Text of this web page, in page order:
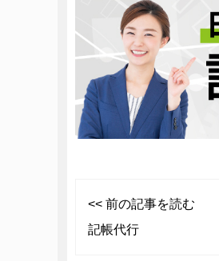
<< 前の記事を読む
記帳代行